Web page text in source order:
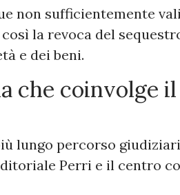
non sufficientemente
la revoca del
e dei beni.
che coinvolge
lungo percorso
Perri e il centro